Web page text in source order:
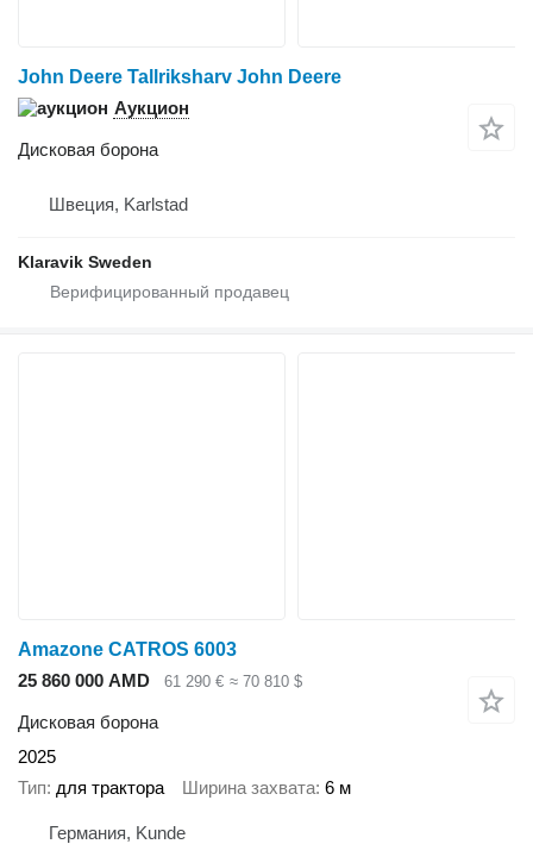
John Deere Tallriksharv John Deere
Аукцион
Дисковая борона
Швеция, Karlstad
Klaravik Sweden
Amazone CATROS 6003
25 860 000 AMD
61 290 € ≈ 70 810 $
Дисковая борона
2025
Тип для трактора Ширина захвата 6 м
Германия, Kunde